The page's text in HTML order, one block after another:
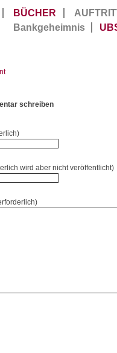
BÜCHER
Bankgeheimnis
schreiben
wird aber nicht veröffentlicht)